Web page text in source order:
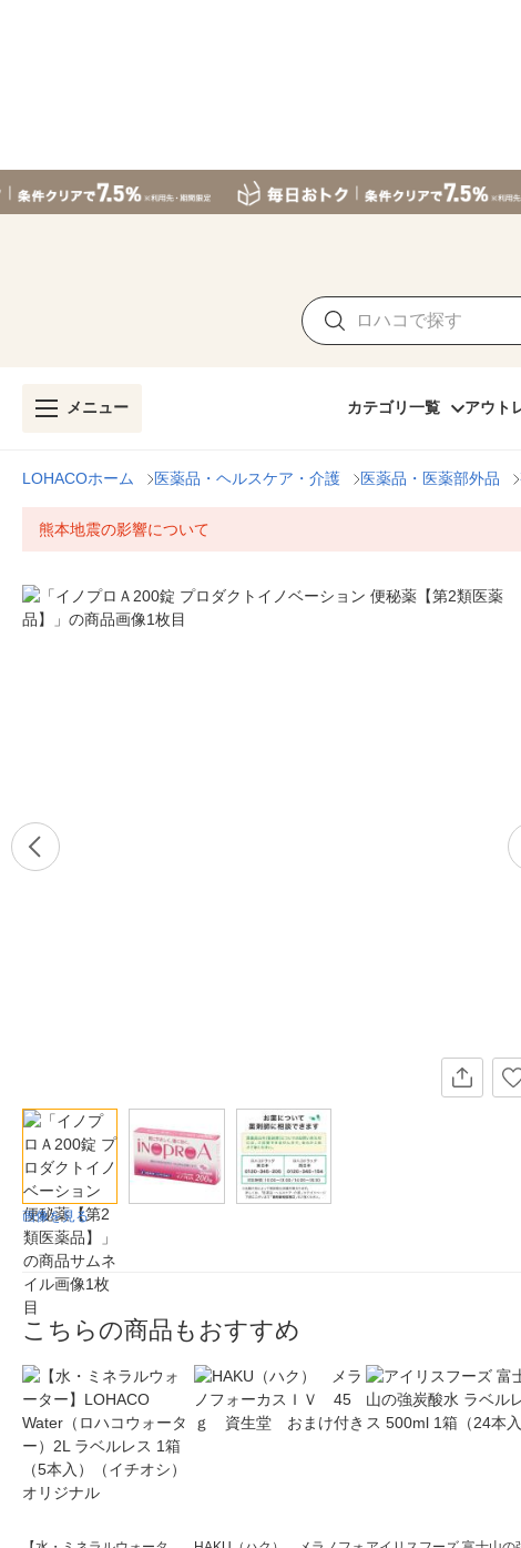
メニュー カテゴリ一覧 アウト
LOHACOホーム 医薬品・ヘルスケア・介護 医薬品・医薬部外品
熊本地震の影響について
画像を見る
こちらの商品もおすすめ